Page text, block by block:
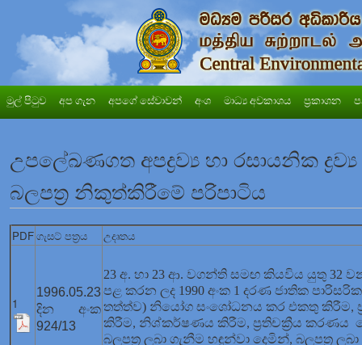
මුල් පිටුව අප ගැන අපගේ සේවාවන් අංශ මාධ්‍ය අවකාශය ප්‍රකාශන
උපලේඛණගත අපද්‍රව්‍ය හා රසායනික
බලපත්‍ර නිකුත්කිරීමේ පරිපාටිය
PDFගැසට් පත්‍රය උදෘතය
1
1996.05.23
දින අංක
924/13
23 අ. හා 23 ආ. වගන්ති සමඟ කියවිය යුතු 32
පළ කරන ලද 1990 අංක 1 දරණ ජාතික
තත්ත්ව) නියෝග සංශෝධනය කර එකතු කිරීම,
කිරීම, නිශ්කර්ෂණය කිරීම, ප්‍රතිචක්‍රීය කරණය
බලපත්‍ර ලබා ගැනීම හඳුන්වා දෙමින්, බලපත්‍ර